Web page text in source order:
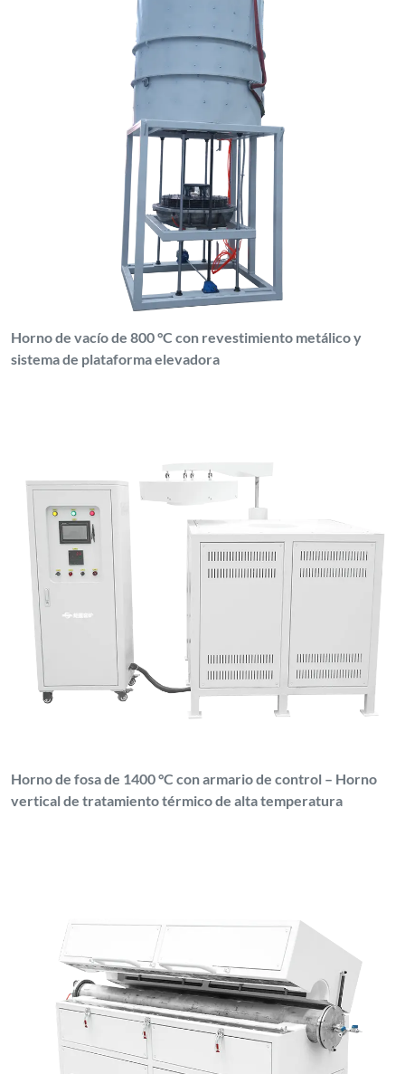
Horno de vacío de 800 °C con revestimiento metálico y
sistema de plataforma elevadora
Horno de fosa de 1400 °C con armario de control – Horno
vertical de tratamiento térmico de alta temperatura